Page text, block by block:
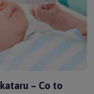
– Co to